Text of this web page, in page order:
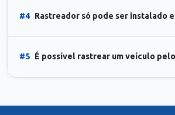
#4 Rastreador só pode ser instalado
#5 É possível rastrear um veículo